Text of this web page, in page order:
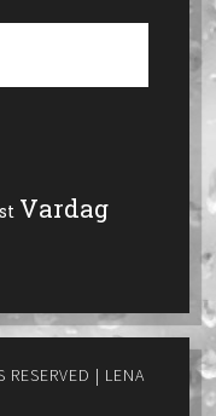
Vardag
| LENA